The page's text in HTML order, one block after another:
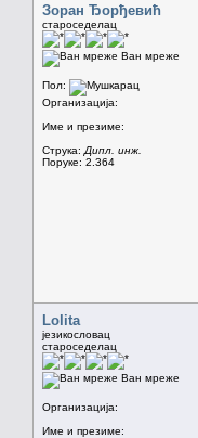
Зоран Ђорђевић
староседелац
Ван мреже
Пол:
Организација:
Име и презиме:
Струка: Дипл. инж.
Поруке: 2.364
Lolita
језикословац
староседелац
Ван мреже
Организација:
Име и презиме: